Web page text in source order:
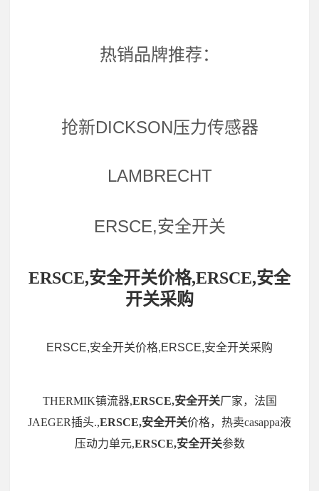
热销品牌推荐：
抢新DICKSON压力传感器
LAMBRECHT
ERSCE,安全开关
ERSCE,安全开关价格,ERSCE,安全
开关采购
ERSCE,安全开关价格,ERSCE,安全开关采购
THERMIK镇流器,ERSCE,安全开关厂家，法国
JAEGER插头.,ERSCE,安全开关价格，热卖casappa液
压动力单元,ERSCE,安全开关参数